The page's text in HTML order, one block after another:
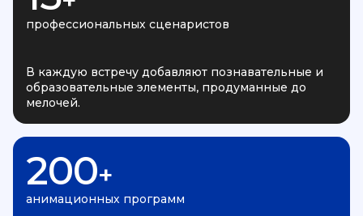
профессиональных сценаристов
В каждую встречу добавляют познавательные и
образовательные элементы, продуманные до
мелочей.
200+
анимационных программ